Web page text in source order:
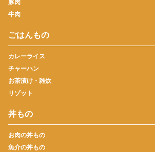
豚肉
牛肉
ごはんもの
カレーライス
チャーハン
お茶漬け・雑炊
リゾット
丼もの
お肉の丼もの
魚介の丼もの